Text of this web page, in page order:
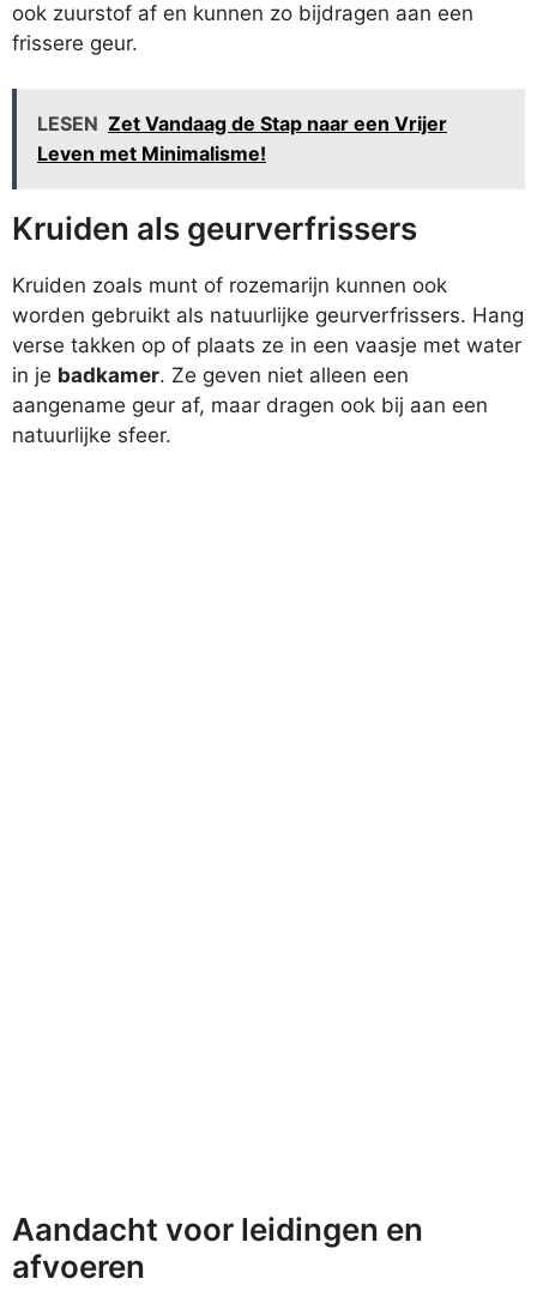
ook zuurstof af en kunnen zo bijdragen aan een
frissere geur.
LESEN Zet Vandaag de Stap naar een Vrijer
Leven met Minimalisme!
Kruiden als geurverfrissers
Kruiden zoals munt of rozemarijn kunnen ook
worden gebruikt als natuurlijke geurverfrissers. Hang
verse takken op of plaats ze in een vaasje met water
in je badkamer. Ze geven niet alleen een
aangename geur af, maar dragen ook bij aan een
natuurlijke sfeer.
Aandacht voor leidingen en
afvoeren